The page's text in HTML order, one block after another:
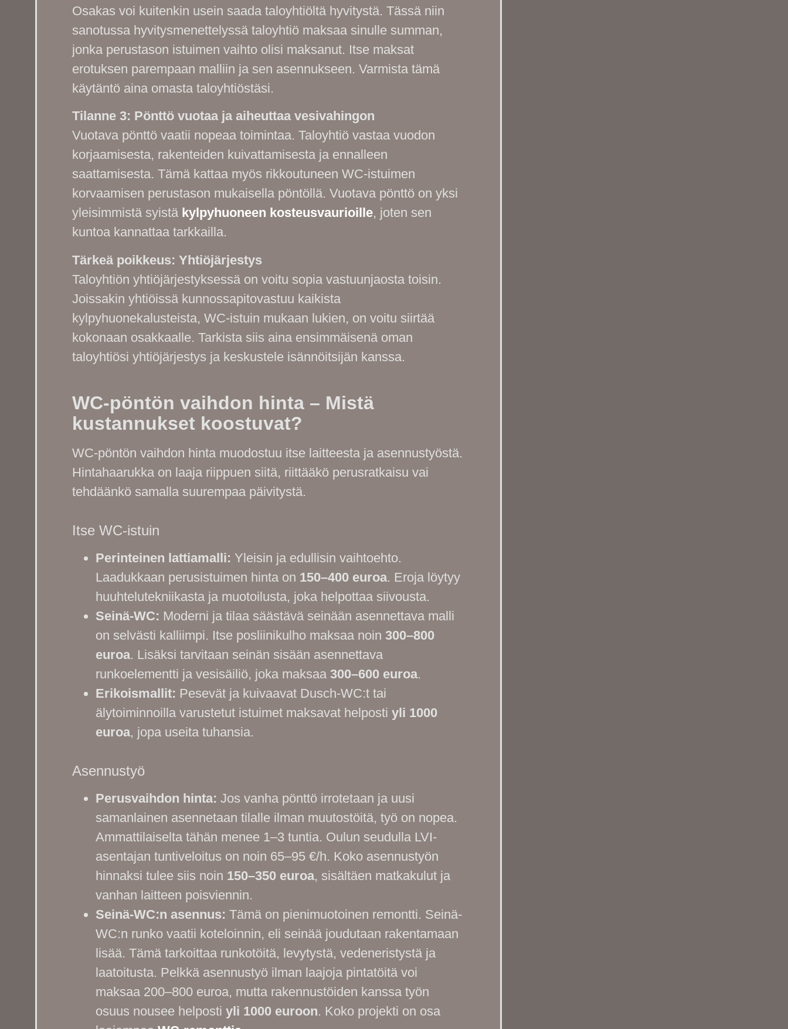
Osakas voi kuitenkin usein saada taloyhtiöltä hyvitystä. Tässä niin
sanotussa hyvitysmenettelyssä taloyhtiö maksaa sinulle summan,
jonka perustason istuimen vaihto olisi maksanut. Itse maksat
erotuksen parempaan malliin ja sen asennukseen. Varmista tämä
käytäntö aina omasta taloyhtiöstäsi.
Tilanne 3: Pönttö vuotaa ja aiheuttaa vesivahingon
Vuotava pönttö vaatii nopeaa toimintaa. Taloyhtiö vastaa vuodon
korjaamisesta, rakenteiden kuivattamisesta ja ennalleen
saattamisesta. Tämä kattaa myös rikkoutuneen WC-istuimen
korvaamisen perustason mukaisella pöntöllä. Vuotava pönttö on yksi
yleisimmistä syistä kylpyhuoneen kosteusvaurioille, joten sen
kuntoa kannattaa tarkkailla.
Tärkeä poikkeus: Yhtiöjärjestys
Taloyhtiön yhtiöjärjestyksessä on voitu sopia vastuunjaosta toisin.
Joissakin yhtiöissä kunnossapitovastuu kaikista
kylpyhuonekalusteista, WC-istuin mukaan lukien, on voitu siirtää
kokonaan osakkaalle. Tarkista siis aina ensimmäisenä oman
taloyhtiösi yhtiöjärjestys ja keskustele isännöitsijän kanssa.
WC-pöntön vaihdon hinta – Mistä
kustannukset koostuvat?
WC-pöntön vaihdon hinta muodostuu itse laitteesta ja asennustyöstä.
Hintahaarukka on laaja riippuen siitä, riittääkö perusratkaisu vai
tehdäänkö samalla suurempaa päivitystä.
Itse WC-istuin
Perinteinen lattiamalli: Yleisin ja edullisin vaihtoehto.
Laadukkaan perusistuimen hinta on 150–400 euroa. Eroja löytyy
huuhtelutekniikasta ja muotoilusta, joka helpottaa siivousta.
Seinä-WC: Moderni ja tilaa säästävä seinään asennettava malli
on selvästi kalliimpi. Itse posliinikulho maksaa noin 300–800
euroa. Lisäksi tarvitaan seinän sisään asennettava
runkoelementti ja vesisäiliö, joka maksaa 300–600 euroa.
Erikoismallit: Pesevät ja kuivaavat Dusch-WC:t tai
älytoiminnoilla varustetut istuimet maksavat helposti yli 1000
euroa, jopa useita tuhansia.
Asennustyö
Perusvaihdon hinta: Jos vanha pönttö irrotetaan ja uusi
samanlainen asennetaan tilalle ilman muutostöitä, työ on nopea.
Ammattilaiselta tähän menee 1–3 tuntia. Oulun seudulla LVI-
asentajan tuntiveloitus on noin 65–95 €/h. Koko asennustyön
hinnaksi tulee siis noin 150–350 euroa, sisältäen matkakulut ja
vanhan laitteen poisviennin.
Seinä-WC:n asennus: Tämä on pienimuotoinen remontti. Seinä-
WC:n runko vaatii koteloinnin, eli seinää joudutaan rakentamaan
lisää. Tämä tarkoittaa runkotöitä, levytystä, vedeneristystä ja
laatoitusta. Pelkkä asennustyö ilman laajoja pintatöitä voi
maksaa 200–800 euroa, mutta rakennustöiden kanssa työn
osuus nousee helposti yli 1000 euroon. Koko projekti on osa